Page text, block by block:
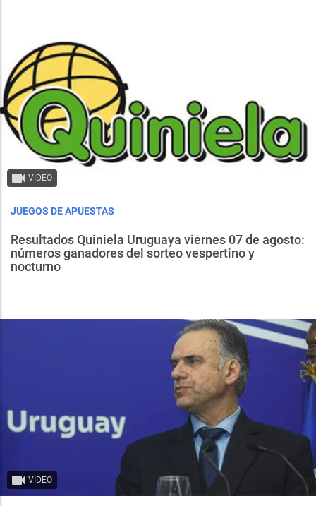
VIDEO
JUEGOS DE APUESTAS
Resultados Quiniela Uruguaya viernes 07 de agosto:
números ganadores del sorteo vespertino y
nocturno
VIDEO